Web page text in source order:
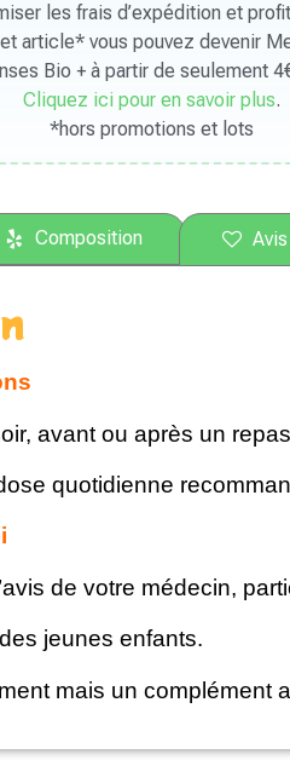
les frais d’expédition et
article* vous pouvez devenir
Bio + à partir de seulement
Cliquez ici pour en savoir plus.
*hors promotions et lots
Composition
avant ou après un
quotidienne
de votre médecin,
jeunes enfants.
mais un